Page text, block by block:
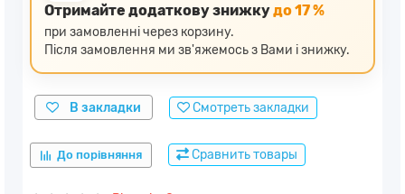
Отримайте додаткову знижкудо 17 %
при замовленні через корзину.
Після замовлення ми зв'яжемось з Вами і знижку.
В закладки Смотреть закладки
До порівняння Сравнить товары